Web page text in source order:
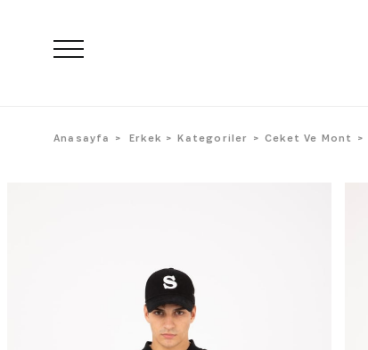
Anasayfa Erkek Kategoriler Ceket Ve Mont